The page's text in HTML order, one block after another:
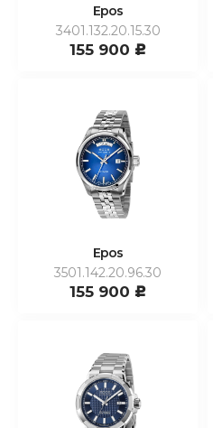
Epos
3401.132.20.15.30
155 900 c
Epos
3501.142.20.96.30
155 900 c